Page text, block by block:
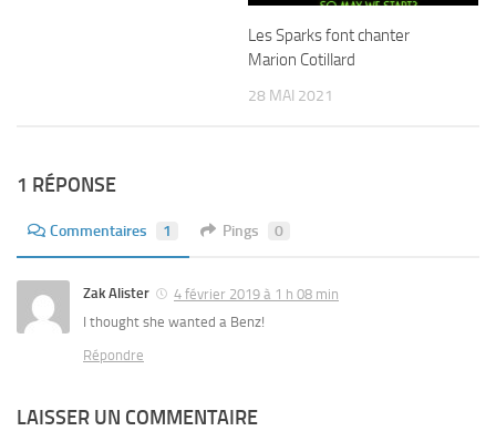
Les Sparks font chanter
Marion Cotillard
28 MAI 2021
1 RÉPONSE
Commentaires 1 Pings 0
Zak Alister
4 février 2019 à 1 h 08 min
I thought she wanted a Benz!
Répondre
LAISSER UN COMMENTAIRE